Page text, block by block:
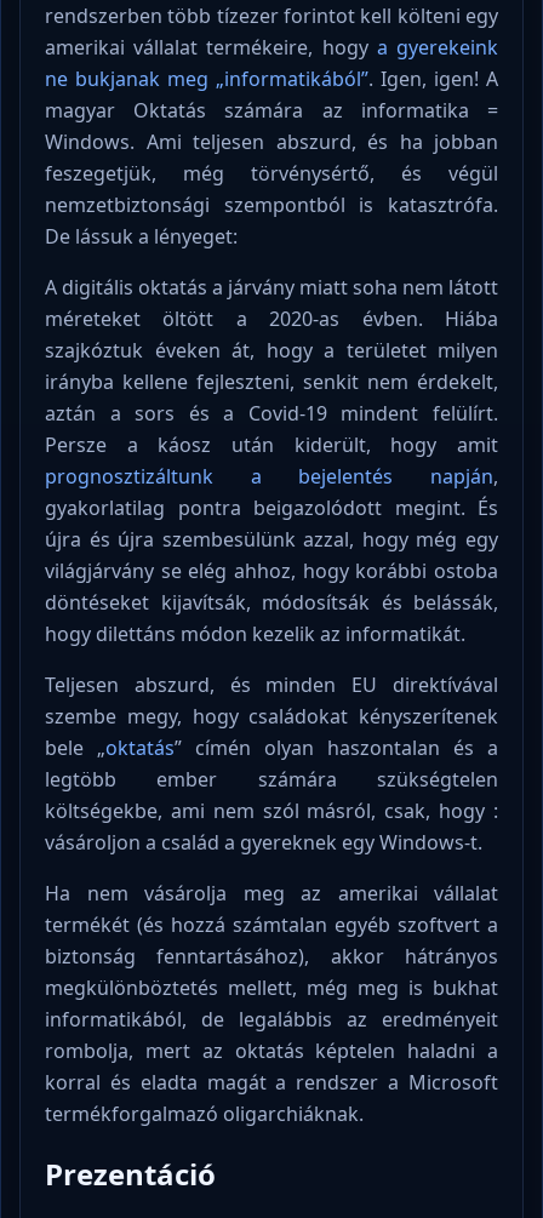
rendszerben több tízezer forintot kell költeni egy
amerikai vállalat termékeire, hogy a gyerekeink
ne bukjanak meg „informatikából”. Igen, igen! A
magyar Oktatás számára az informatika =
Windows. Ami teljesen abszurd, és ha jobban
feszegetjük, még törvénysértő, és végül
nemzetbiztonsági szempontból is katasztrófa.
De lássuk a lényeget:
A digitális oktatás a járvány miatt soha nem látott
méreteket öltött a 2020-as évben. Hiába
szajkóztuk éveken át, hogy a területet milyen
irányba kellene fejleszteni, senkit nem érdekelt,
aztán a sors és a Covid-19 mindent felülírt.
Persze a káosz után kiderült, hogy amit
prognosztizáltunk a bejelentés napján,
gyakorlatilag pontra beigazolódott megint. És
újra és újra szembesülünk azzal, hogy még egy
világjárvány se elég ahhoz, hogy korábbi ostoba
döntéseket kijavítsák, módosítsák és belássák,
hogy dilettáns módon kezelik az informatikát.
Teljesen abszurd, és minden EU direktívával
szembe megy, hogy családokat kényszerítenek
bele „oktatás” címén olyan haszontalan és a
legtöbb ember számára szükségtelen
költségekbe, ami nem szól másról, csak, hogy :
vásároljon a család a gyereknek egy Windows-t.
Ha nem vásárolja meg az amerikai vállalat
termékét (és hozzá számtalan egyéb szoftvert a
biztonság fenntartásához), akkor hátrányos
megkülönböztetés mellett, még meg is bukhat
informatikából, de legalábbis az eredményeit
rombolja, mert az oktatás képtelen haladni a
korral és eladta magát a rendszer a Microsoft
termékforgalmazó oligarchiáknak.
Prezentáció